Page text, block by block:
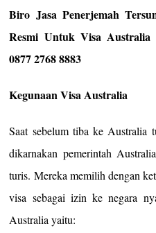
Biro Jasa Penerjemah
Resmi Untuk Visa
0877 2768 8883
Kegunaan Visa Australia
Saat sebelum tiba ke Australia
dikarnakan pemerintah
turis. Mereka memilih dengan
visa sebagai izin ke negara
Australia yaitu: